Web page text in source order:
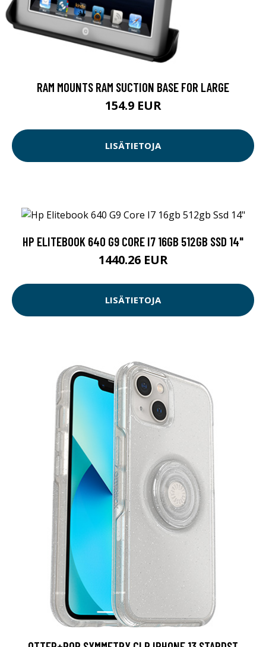
RAM MOUNTS RAM SUCTION BASE FOR LARGE
154.9 EUR
LISÄTIETOJA
HP ELITEBOOK 640 G9 CORE I7 16GB 512GB SSD 14"
1440.26 EUR
LISÄTIETOJA